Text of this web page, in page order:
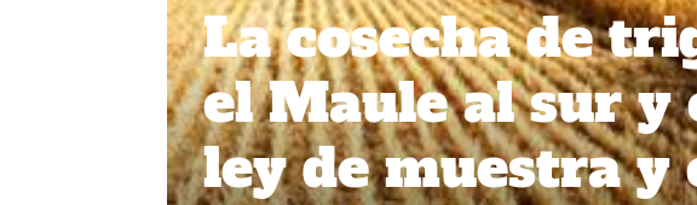
La cosecha de
el Maule al sur y
ley de muestra